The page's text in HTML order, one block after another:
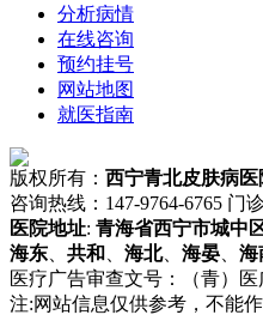
分析病情
在线咨询
预约挂号
网站地图
就医指南
版权所有： 西宁青北皮肤病医
咨询热线：147-9764-6765 门
医院地址: 青海省西宁市城中
海东
共和 海北、 海晏 海
医疗广告审查文号：（青）医
注:网站信息仅供参考，不能